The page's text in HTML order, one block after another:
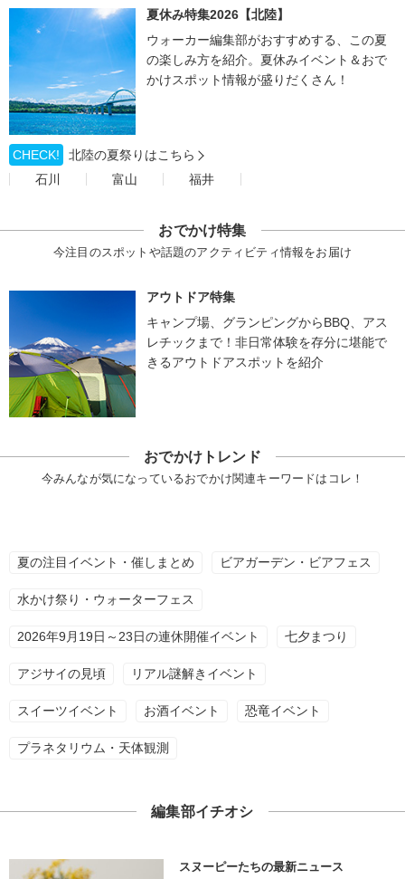
夏休み特集2026【北陸】
ウォーカー編集部がおすすめする、この夏
の楽しみ方を紹介。夏休みイベント＆おで
かけスポット情報が盛りだくさん！
CHECK!
北陸の夏祭りはこちら
石川
富山 福井
おでかけ特集
今注目のスポットや話題のアクティビティ情報をお届け
アウトドア特集
キャンプ場、グランピングからBBQ、アス
レチックまで！非日常体験を存分に堪能で
きるアウトドアスポットを紹介
おでかけトレンド
今みんなが気になっているおでかけ関連キーワードはコレ！
夏の注目イベント・催しまとめ ビアガーデン・ビアフェス
水かけ祭り・ウォーターフェス
2026年9月19日～23日の連休開催イベント 七夕まつり
アジサイの見頃 リアル謎解きイベント
スイーツイベント お酒イベント 恐竜イベント
プラネタリウム・天体観測
編集部イチオシ
スヌーピーたちの最新ニュース